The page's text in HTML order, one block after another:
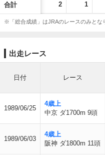
合計 2 1
※「総合成績」はJRAのレースのみとな
出走レース
日付 レース
1989/06/25
4歳上
中京 ダ1700m 9頭
1989/06/03
4歳上
阪神 ダ1800m 11頭